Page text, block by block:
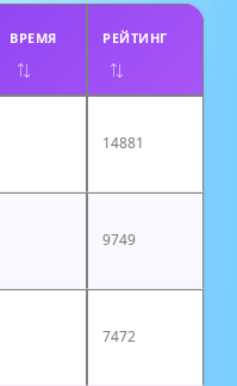
ВРЕМЯ РЕЙТИНГ
14881
9749
7472